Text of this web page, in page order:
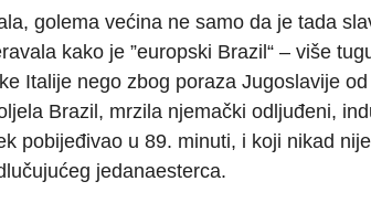
golema većina ne samo da je tada
kako je ”europski Brazil“ – više
Italije nego zbog poraza Jugoslavije
Brazil, mrzila njemački odljuđeni,
pobijeđivao u 89. minuti, i koji nikad
jedanaesterca.